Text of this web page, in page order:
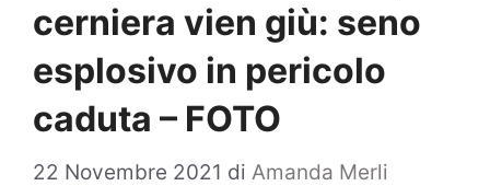
cerniera vien giù: seno
esplosivo in pericolo
caduta – FOTO
22 Novembre 2021 di Amanda Merli